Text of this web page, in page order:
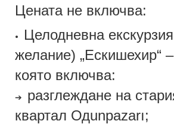
Цената не включва:
•
Целодневна
желание) „Ескишехир“
която включва:
➔ разглеждане на
квартал Одunpazarı;